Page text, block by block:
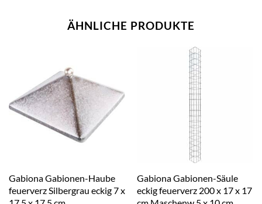
ÄHNLICHE PRODUKTE
Gabiona Gabionen-Haube
feuerverz Silbergrau eckig 7 x
Gabiona Gabionen-Säule
eckig feuerverz 200 x 17 x 17